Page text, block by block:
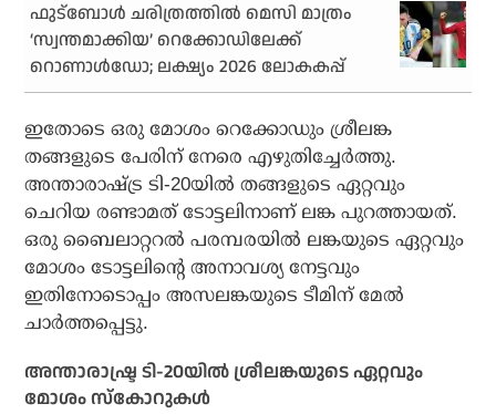
ഫുട്‌ബോള്‍ ചരിത്രത്തില്‍ മെസി മാത്രം
‘സ്വന്തമാക്കിയ’ റെക്കോഡിലേക്ക്
റൊണാള്‍ഡോ; ലക്ഷ്യം 2026 ലോകകപ്പ്
ഇതോടെ ഒരു മോശം റെക്കോഡും ശ്രീലങ്ക
തങ്ങളുടെ പേരിന് നേരെ എഴുതിച്ചേര്‍ത്തു.
അന്താരാഷ്ട്ര ടി-20യില്‍ തങ്ങളുടെ ഏറ്റവും
ചെറിയ രണ്ടാമത് ടോട്ടലിനാണ് ലങ്ക പുറത്തായത്.
ഒരു ബൈലാറ്ററല്‍ പരമ്പരയില്‍ ലങ്കയുടെ ഏറ്റവും
മോശം ടോട്ടലിന്റെ അനാവശ്യ നേട്ടവും
ഇതിനോടൊപ്പം അസലങ്കയുടെ ടീമിന് മേല്‍
ചാര്‍ത്തപ്പെട്ടു.
അന്താരാഷ്ട്ര ടി-20യില്‍ ശ്രീലങ്കയുടെ ഏറ്റവും
മോശം സ്‌കോറുകള്‍